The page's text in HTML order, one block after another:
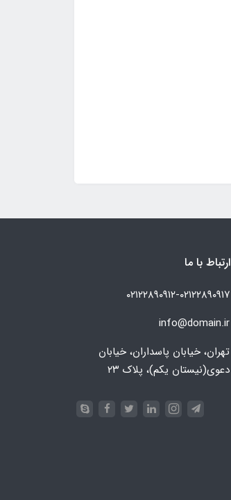
ارتباط با ما
۰۲۱۲۲۸۹۰۹۱۲-۰۲۱۲۲۸۹۰۹۱۷
info@domain.ir
تهران، خیابان پاسداران، خیابان
دعوی(نیستان یکم)، پلاک ۲۳